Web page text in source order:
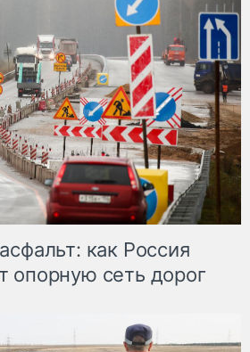
как Россия
опорную сеть дорог